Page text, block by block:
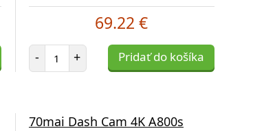
69.22 €
- Počet položiek
+ Pridať do košíka
70mai Dash Cam 4K A800s